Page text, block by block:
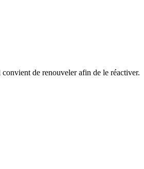
de renouveler afin de le réactiver.